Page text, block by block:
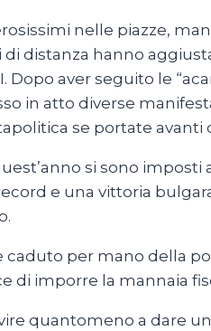
nelle piazze,
distanza hanno
aver seguito le
in atto diverse
se portate
si sono
e una vittoria
per mano della
imporre la mannaia
quantomeno a dare